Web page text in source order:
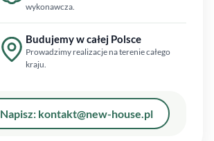
wykonawcza.
Budujemy w całej Polsce
Prowadzimy realizacje na terenie całego
kraju.
Napisz: kontakt@new-house.pl